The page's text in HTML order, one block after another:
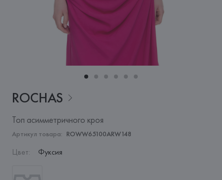
ROCHAS
Топ асимметричного кроя
Артикул товара: ROWW65100ARW148
Цвет: Фуксия